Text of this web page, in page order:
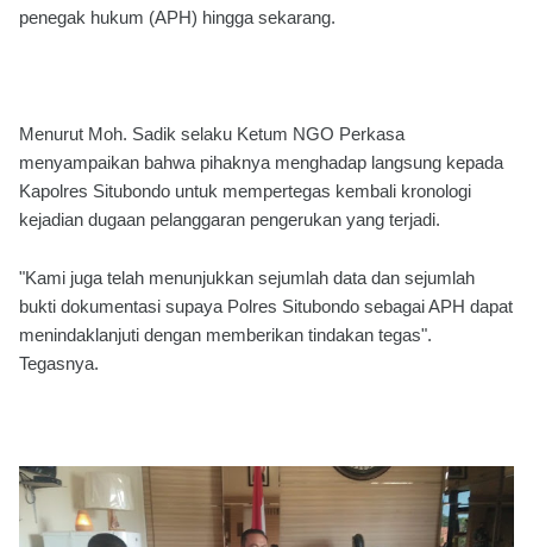
penegak hukum (APH) hingga sekarang.
Menurut Moh. Sadik selaku Ketum NGO Perkasa
menyampaikan bahwa pihaknya menghadap langsung kepada
Kapolres Situbondo untuk mempertegas kembali kronologi
kejadian dugaan pelanggaran pengerukan yang terjadi.
"Kami juga telah menunjukkan sejumlah data dan sejumlah
bukti dokumentasi supaya Polres Situbondo sebagai APH dapat
menindaklanjuti dengan memberikan tindakan tegas".
Tegasnya.